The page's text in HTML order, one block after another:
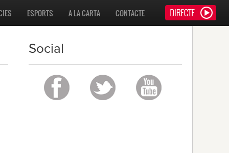
CONTACTE
A LA CARTA
ESPORTS
Social